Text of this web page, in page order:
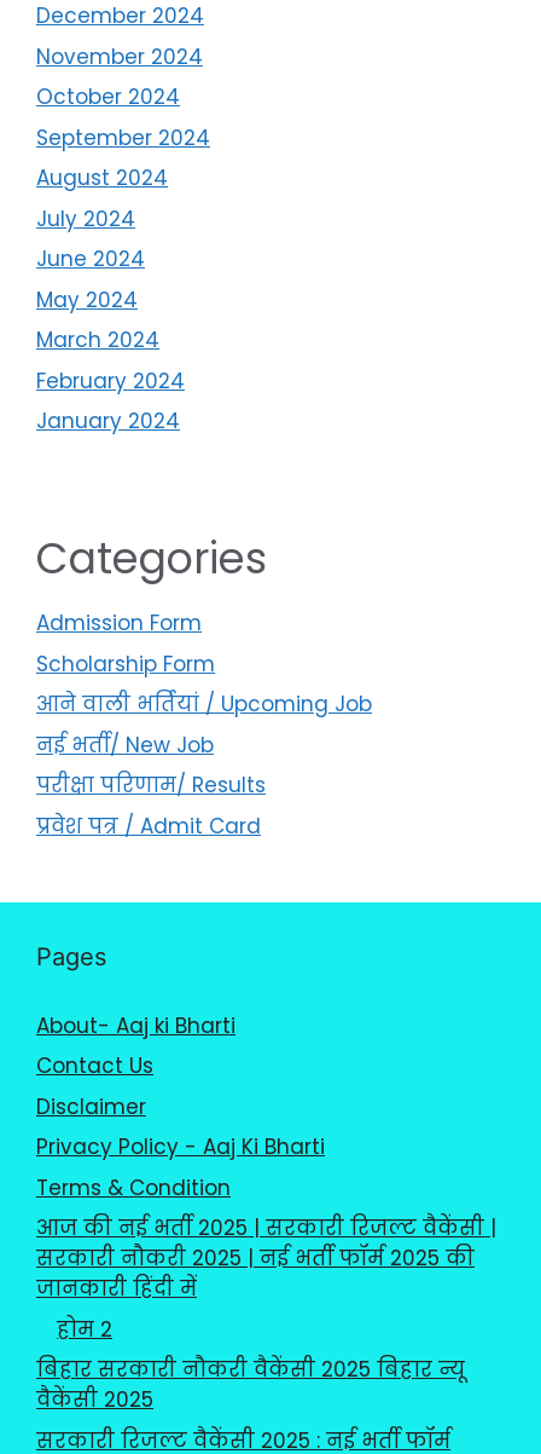
December 2024
November 2024
October 2024
September 2024
August 2024
July 2024
June 2024
May 2024
March 2024
February 2024
January 2024
Categories
Admission Form
Scholarship Form
आने वाली भर्तियां / Upcoming Job
नई भर्ती/ New Job
परीक्षा परिणाम/ Results
प्रवेश पत्र / Admit Card
Pages
About- Aaj ki Bharti
Contact Us
Disclaimer
Privacy Policy - Aaj Ki Bharti
Terms & Condition
आज की नई भर्ती 2025 | सरकारी रिजल्ट वैकेंसी |
सरकारी नौकरी 2025 | नई भर्ती फॉर्म 2025 की
जानकारी हिंदी में
होम 2
बिहार सरकारी नौकरी वैकेंसी 2025 बिहार न्यू
वैकेंसी 2025
सरकारी रिजल्ट वैकेंसी 2025 : नई भर्ती फॉर्म